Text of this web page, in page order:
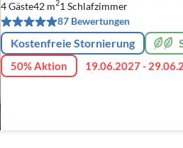
4 Gäste42 m21 Schlafzimmer
87 Bewertungen
Kostenfreie Stornierung
50% Aktion 19.06.2027 -